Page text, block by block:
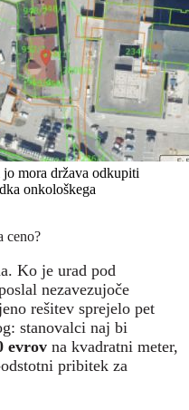
mora država odkupiti
onkološkega
ceno?
Ko je urad pod
nezavezujoče
rešitev sprejelo pet
stanovalci naj bi
evrov na kvadratni meter,
pribitek za